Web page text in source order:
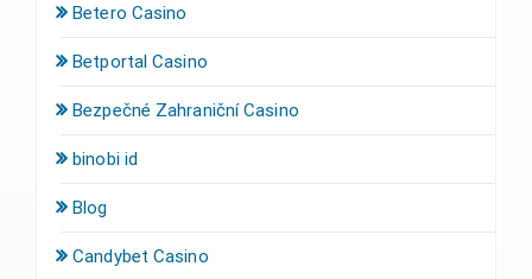
Betero Casino
Betportal Casino
Bezpečné Zahraniční Casino
binobi id
Blog
Candybet Casino